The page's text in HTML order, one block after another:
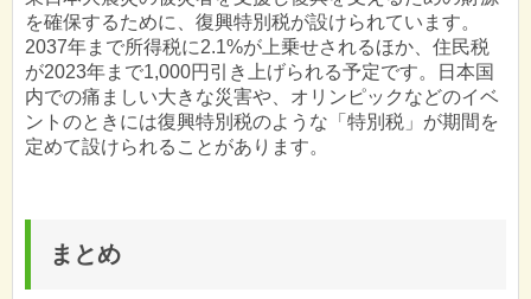
を確保するために、復興特別税が設けられています。
2037年まで所得税に2.1%が上乗せされるほか、住民税
が2023年まで1,000円引き上げられる予定です。日本国
内での痛ましい大きな災害や、オリンピックなどのイベ
ントのときには復興特別税のような「特別税」が期間を
定めて設けられることがあります。
まとめ